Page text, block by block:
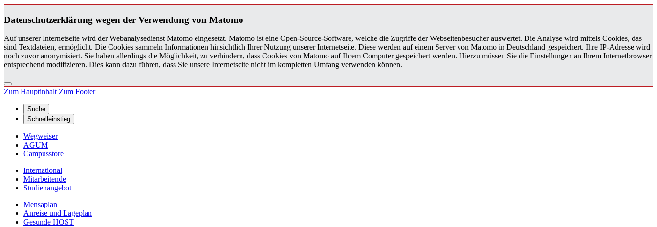
Da­ten­schutz­er­klä­rung wegen der Ver­wen­dung von Ma­to­mo
Auf unserer Internetseite wird der Webanalysedienst Matomo eingesetzt. Matomo ist eine Open-Source-Software, welche die Zugriffe der Webseitenbesucher auswertet. Die Analyse wird mittels Cookies, das
sind Textdateien, ermöglicht. Die Cookies sammeln Informationen hinsichtlich Ihrer Nutzung unserer Internetseite. Diese werden auf einem Server von Matomo in Deutschland gespeichert. Ihre IP-Adresse wird
noch zuvor anonymisiert. Sie haben allerdings die Möglichkeit, zu verhindern, dass Cookies von Matomo auf Ihrem Computer gespeichert werden. Hierzu müssen Sie die Einstellungen an Ihrem Internetbrowser
entsprechend modifizieren. Dies kann dazu führen, dass Sie unsere Internetseite nicht im kompletten Umfang verwenden können.
Zum HauptinhaltZum Footer
Suche
Schnelleinstieg
Wegweiser
AGUM
Campusstore
International
Mitarbeitende
Studienangebot
Mensaplan
Anreise und Lageplan
Gesunde HOST